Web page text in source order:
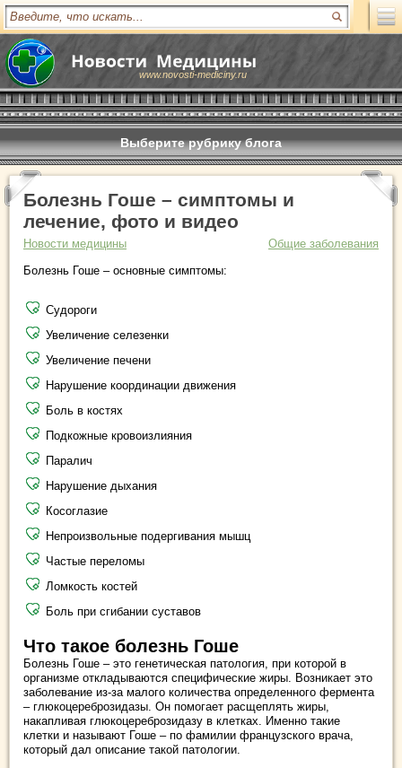
www.novosti-mediciny.ru
Выберите рубрику блога
Болезнь Гоше – симптомы и
лечение, фото и видео
Новости медицины
Общие заболевания
Болезнь Гоше – основные симптомы:
Судороги
Увеличение селезенки
Увеличение печени
Нарушение координации движения
Боль в костях
Подкожные кровоизлияния
Паралич
Нарушение дыхания
Косоглазие
Непроизвольные подергивания мышц
Частые переломы
Ломкость костей
Боль при сгибании суставов
Что такое болезнь Гоше
Болезнь Гоше – это генетическая патология, при которой в
организме откладываются специфические жиры. Возникает это
заболевание из-за малого количества определенного фермента
– глюкоцереброзидазы. Он помогает расщеплять жиры,
накапливая глюкоцереброзидазу в клетках. Именно такие
клетки и называют Гоше – по фамилии французского врача,
который дал описание такой патологии.